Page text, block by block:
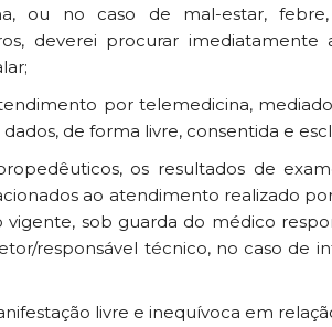
ou no caso de mal-estar, febre,
deverei procurar
por telemedicina,
de forma livre, consentida e
os resultados de
ao atendimento realizado
vigente, sob guarda do médico
responsável técnico, no caso de
livre e inequívoca em